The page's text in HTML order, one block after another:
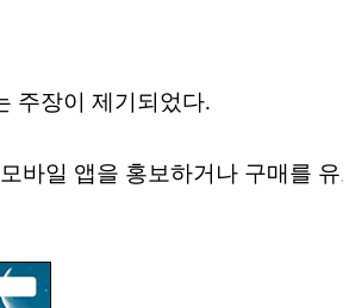
주장이 제기되었다.
바일 앱을 홍보하거나 구매를